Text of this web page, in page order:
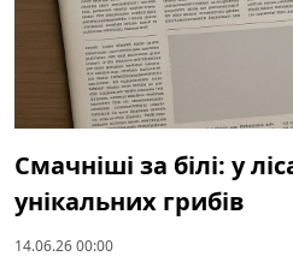
Смачніші за білі: у
унікальних грибів
14.06.26 00:00